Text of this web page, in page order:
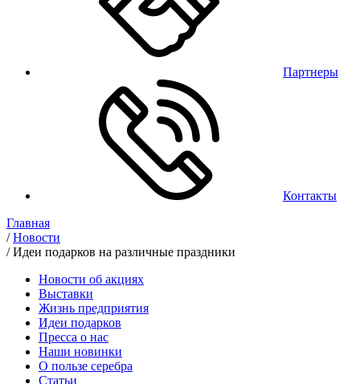
Партнеры
Контакты
Главная
/Новости
/Идеи подарков на различные праздники
Новости об акциях
Выставки
Жизнь предприятия
Идеи подарков
Пресса о нас
Наши новинки
О пользе серебра
Статьи